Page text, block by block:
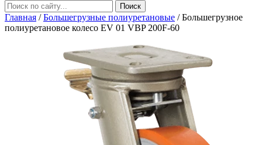
Главная /Большегрузные полиуретановые /Большегрузное
полиуретановое колесо EV 01 VBP 200F-60